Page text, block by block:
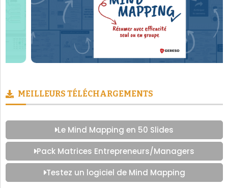
MEILLEURS TÉLÉCHARGEMENTS
Le Mind Mapping en 50 Slides
Pack Matrices Entrepreneurs/Managers
Testez un logiciel de Mind Mapping